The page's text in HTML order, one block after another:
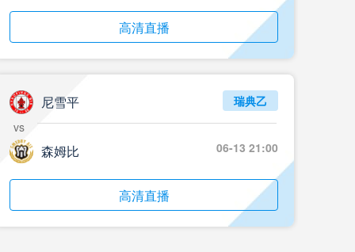
高清直播
尼雪平
vs
森姆比
瑞典乙
06-13 21:00
高清直播